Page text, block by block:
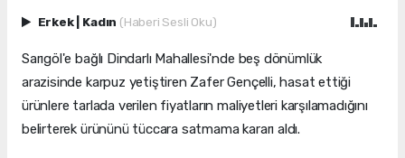
Erkek Kadın (Haberi Sesli Oku)
Sarıgöl'e bağlı Dindarlı Mahallesi'nde beş dönümlük
arazisinde karpuz yetiştiren Zafer Gençelli, hasat ettiği
ürünlere tarlada verilen fiyatların maliyetleri karşılamadığını
belirterek ürününü tüccara satmama kararı aldı.